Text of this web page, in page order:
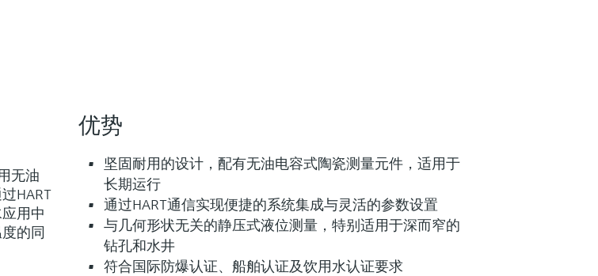
无油
HART
用中
的同
优势
坚固耐用的设计，配有无油电容式陶瓷测量元件，适用于
长期运行
通过HART通信实现便捷的系统集成与灵活的参数设置
与几何形状无关的静压式液位测量，特别适用于深而窄的
钻孔和水井
符合国际防爆认证、船舶认证及饮用水认证要求
Extended选型 (8)